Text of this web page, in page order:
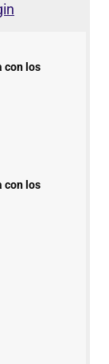
con los
con los